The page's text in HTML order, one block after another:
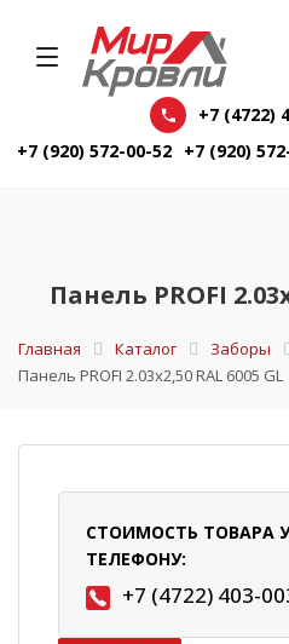
+7 (4722)
+7 (920) 572-00-52 +7 (920)
Панель PROFI
Главная Каталог
Заборы
Панель PROFI 2.03х2,50 RAL 6005 GL
СТОИМОСТЬ ТОВАРА
ТЕЛЕФОНУ:
+7 (4722) 403-